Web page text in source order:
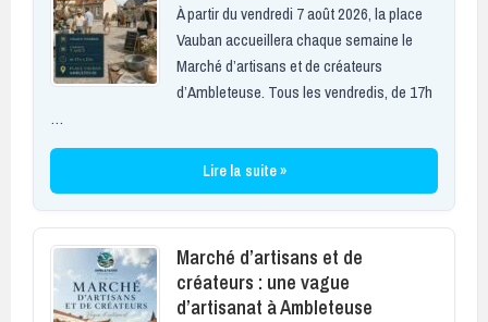
À partir du vendredi 7 août 2026, la place
Vauban accueillera chaque semaine le
Marché d’artisans et de créateurs
d’Ambleteuse. Tous les vendredis, de 17h
…
Lire la suite »
Marché d’artisans et de
créateurs : une vague
d’artisanat à Ambleteuse